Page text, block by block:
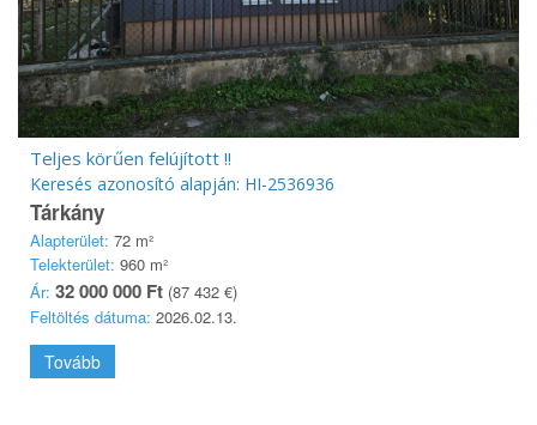
Teljes körűen felújított !!
Keresés azonosító alapján: HI-2536936
Tárkány
Alapterület: 72 m²
Telekterület: 960 m²
Ár: 32 000 000 Ft (87 432 €)
Feltöltés dátuma: 2026.02.13.
Tovább